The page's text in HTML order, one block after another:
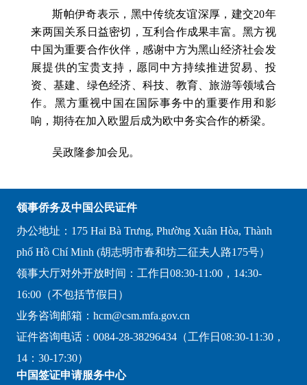
斯帕伊奇表示，黑中传统友谊深厚，建交20年
来两国关系日益密切，互利合作成果丰富。黑方视
中国为重要合作伙伴，感谢中方为黑山经济社会发
展提供的宝贵支持，愿同中方持续推进贸易、投
资、基建、绿色经济、科技、教育、旅游等领域合
作。黑方重视中国在国际事务中的重要作用和影
响，期待在加入欧盟后成为欧中务实合作的桥梁。
吴政隆参加会见。
领事侨务及中国公民证件
办公地址：175 Hai Bà Trưng, Phường Xuân Hòa, Thành
phố Hồ Chí Minh (胡志明市春和坊二征夫人路175号）
领事大厅对外开放时间：工作日08:30-11:00，14:30-
16:00（不包括节假日）
业务咨询邮箱：hcm@csm.mfa.gov.cn
证件咨询电话：0084-28-38296434（工作日08:30-11:30，
14：30-17:30）
中国签证申请服务中心